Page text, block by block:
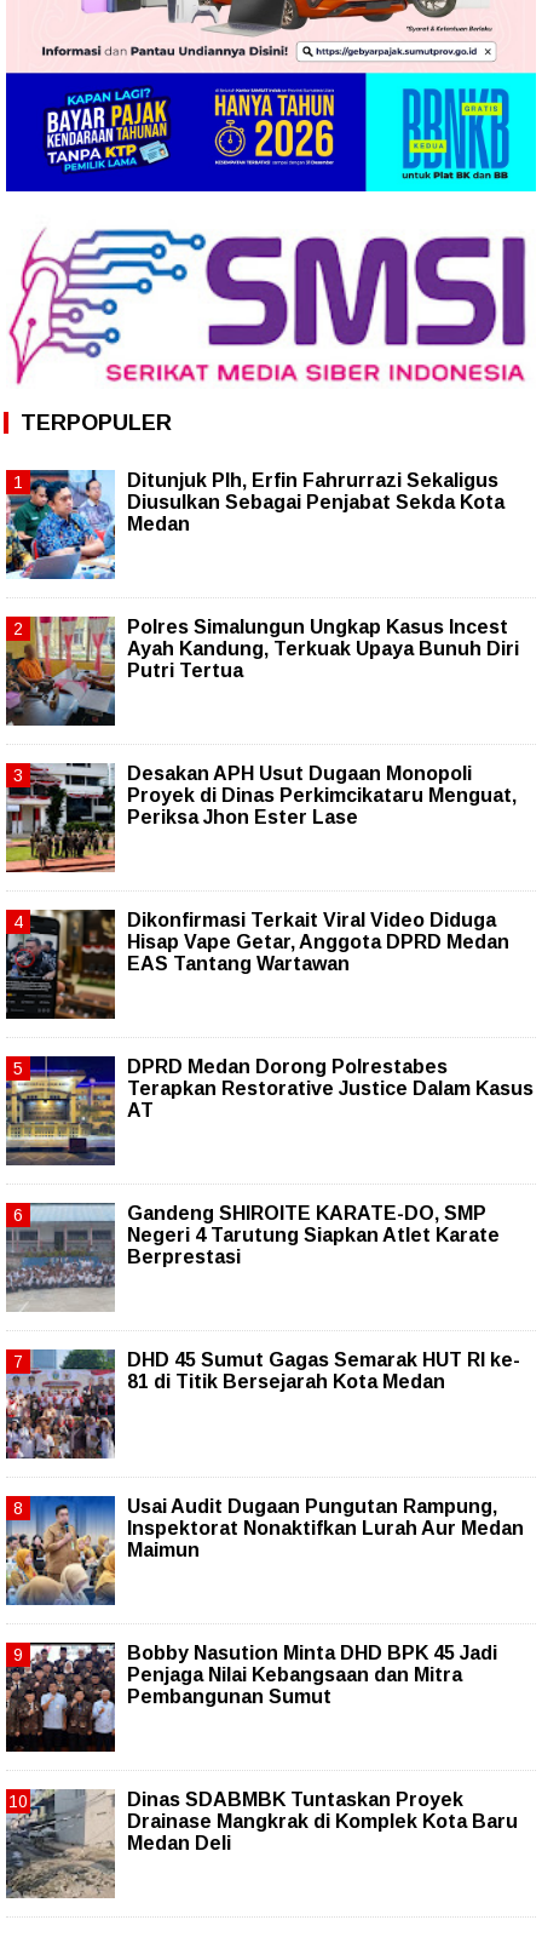
TERPOPULER
Ditunjuk Plh, Erfin Fahrurrazi Sekaligus
Diusulkan Sebagai Penjabat Sekda Kota
Medan
Polres Simalungun Ungkap Kasus Incest
Ayah Kandung, Terkuak Upaya Bunuh Diri
Putri Tertua
Desakan APH Usut Dugaan Monopoli
Proyek di Dinas Perkimcikataru Menguat,
Periksa Jhon Ester Lase
Dikonfirmasi Terkait Viral Video Diduga
Hisap Vape Getar, Anggota DPRD Medan
EAS Tantang Wartawan
DPRD Medan Dorong Polrestabes
Terapkan Restorative Justice Dalam Kasus
AT
Gandeng SHIROITE KARATE-DO, SMP
Negeri 4 Tarutung Siapkan Atlet Karate
Berprestasi
DHD 45 Sumut Gagas Semarak HUT RI ke-
81 di Titik Bersejarah Kota Medan
Usai Audit Dugaan Pungutan Rampung,
Inspektorat Nonaktifkan Lurah Aur Medan
Maimun
Bobby Nasution Minta DHD BPK 45 Jadi
Penjaga Nilai Kebangsaan dan Mitra
Pembangunan Sumut
Dinas SDABMBK Tuntaskan Proyek
Drainase Mangkrak di Komplek Kota Baru
Medan Deli